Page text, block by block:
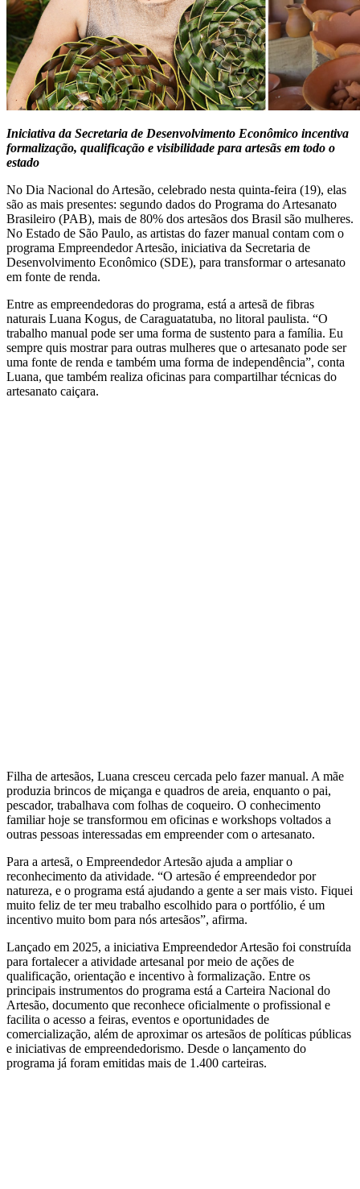
Iniciativa da Secretaria de Desenvolvimento Econômico incentiva
formalização, qualificação e visibilidade para artesãs em todo o
estado
No Dia Nacional do Artesão, celebrado nesta quinta-feira (19), elas
são as mais presentes: segundo dados do Programa do Artesanato
Brasileiro (PAB), mais de 80% dos artesãos dos Brasil são mulheres.
No Estado de São Paulo, as artistas do fazer manual contam com o
programa Empreendedor Artesão, iniciativa da Secretaria de
Desenvolvimento Econômico (SDE), para transformar o artesanato
em fonte de renda.
Entre as empreendedoras do programa, está a artesã de fibras
naturais Luana Kogus, de Caraguatatuba, no litoral paulista. “O
trabalho manual pode ser uma forma de sustento para a família. Eu
sempre quis mostrar para outras mulheres que o artesanato pode ser
uma fonte de renda e também uma forma de independência”, conta
Luana, que também realiza oficinas para compartilhar técnicas do
artesanato caiçara.
Filha de artesãos, Luana cresceu cercada pelo fazer manual. A mãe
produzia brincos de miçanga e quadros de areia, enquanto o pai,
pescador, trabalhava com folhas de coqueiro. O conhecimento
familiar hoje se transformou em oficinas e workshops voltados a
outras pessoas interessadas em empreender com o artesanato.
Para a artesã, o Empreendedor Artesão ajuda a ampliar o
reconhecimento da atividade. “O artesão é empreendedor por
natureza, e o programa está ajudando a gente a ser mais visto. Fiquei
muito feliz de ter meu trabalho escolhido para o portfólio, é um
incentivo muito bom para nós artesãos”, afirma.
Lançado em 2025, a iniciativa Empreendedor Artesão foi construída
para fortalecer a atividade artesanal por meio de ações de
qualificação, orientação e incentivo à formalização. Entre os
principais instrumentos do programa está a Carteira Nacional do
Artesão, documento que reconhece oficialmente o profissional e
facilita o acesso a feiras, eventos e oportunidades de
comercialização, além de aproximar os artesãos de políticas públicas
e iniciativas de empreendedorismo. Desde o lançamento do
programa já foram emitidas mais de 1.400 carteiras.